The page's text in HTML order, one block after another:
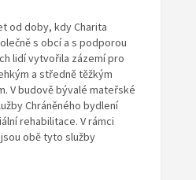
od doby, kdy Charita
s obcí a s podporou
lidí vytvořila zázemí pro
a středně těžkým
V budově bývalé mateřské
Chráněného bydlení
rehabilitace. V rámci
obě tyto služby